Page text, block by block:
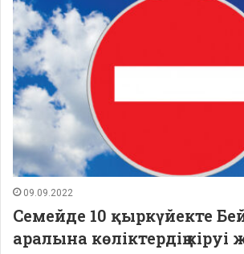
09.09.2022
Семейде 10 қыркүйекте
аралына көліктердің